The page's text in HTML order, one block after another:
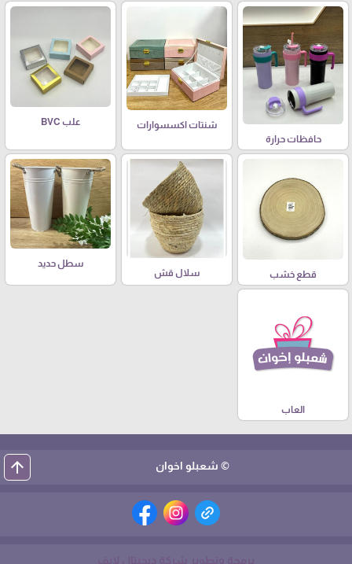
حافظات حرارة
شنتات اكسسوارات علب BVC
قطع خشب سلال قش
سطل حديد
العاب
© شعبلو اخوان arrow_upward